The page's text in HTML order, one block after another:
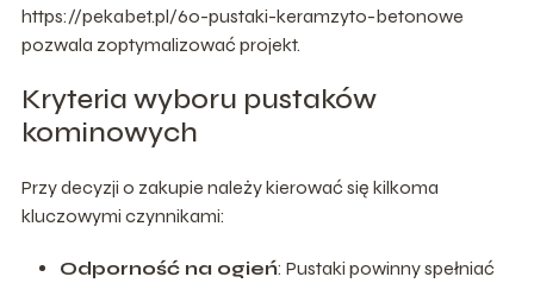
https://pekabet.pl/60-pustaki-keramzyto-betonowe
pozwala zoptymalizować projekt.
Kryteria wyboru pustaków
kominowych
Przy decyzji o zakupie należy kierować się kilkoma
kluczowymi czynnikami:
Odporność na ogień: Pustaki powinny spełniać